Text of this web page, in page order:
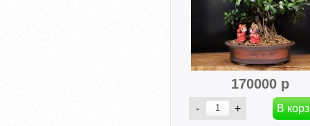
170000 р